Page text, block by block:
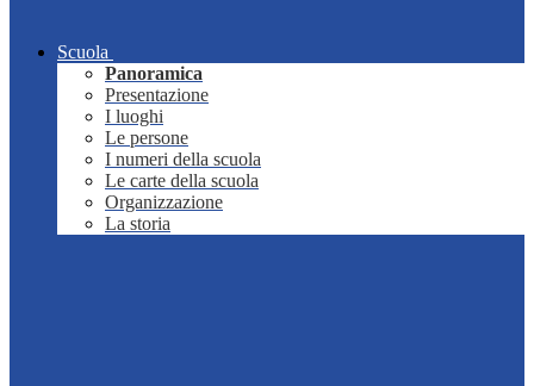
Scuola
Panoramica
Presentazione
I luoghi
Le persone
I numeri della scuola
Le carte della scuola
Organizzazione
La storia